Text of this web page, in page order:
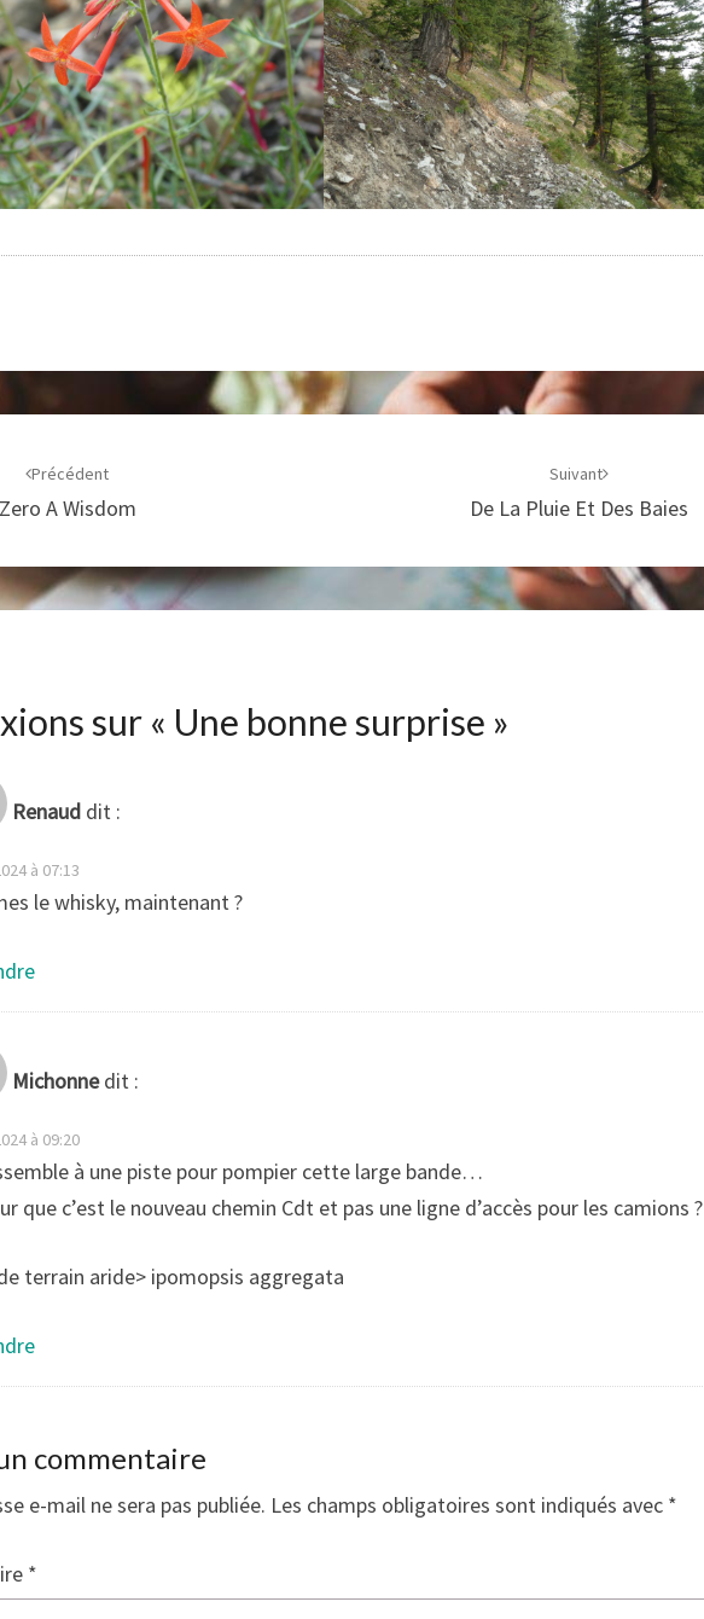
Précédent
Zero A Wisdom
Suivant
De La Pluie Et Des Baies
sur « Une bonne surprise »
Renaud dit :
à 07:13
le whisky, maintenant ?
Michonne dit :
à 09:20
à une piste pour pompier cette large bande…
que c’est le nouveau chemin Cdt et pas une ligne d’accès pour les camions ?
terrain aride> ipomopsis aggregata
commentaire
e-mail ne sera pas publiée. Les champs obligatoires sont indiqués avec *
*